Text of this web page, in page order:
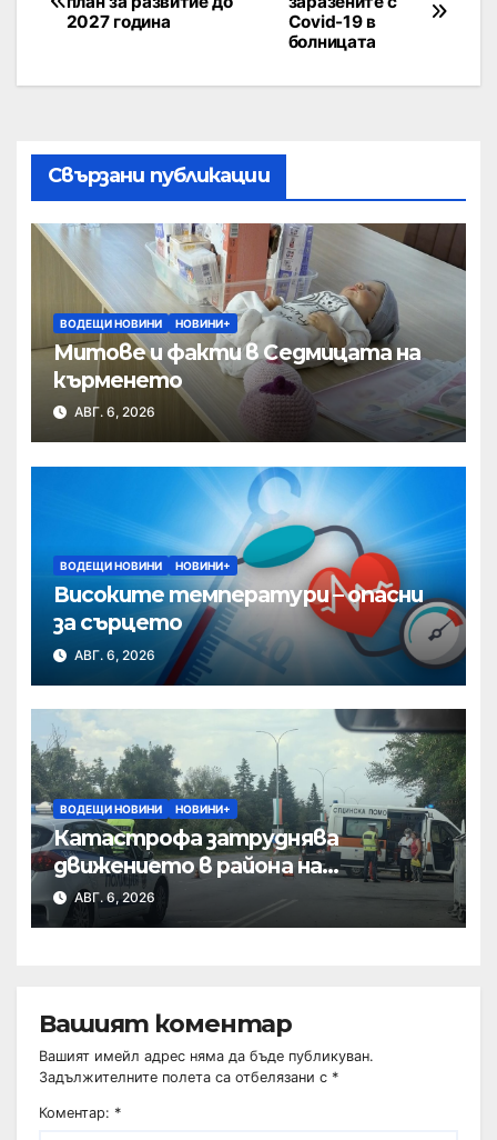
Covid-19 в
болницата
2027 година
Свързани публикации
ВОДЕЩИ НОВИНИ НОВИНИ+
Митове и факти в Седмицата на
кърменето
АВГ. 6, 2026
ВОДЕЩИ НОВИНИ НОВИНИ+
Високите температури – опасни
за сърцето
АВГ. 6, 2026
ВОДЕЩИ НОВИНИ НОВИНИ+
Катастрофа затруднява
движението в района на
Хиподрума
АВГ. 6, 2026
Вашият коментар
Вашият имейл адрес няма да бъде публикуван.
Задължителните полета са отбелязани с *
Коментар: *